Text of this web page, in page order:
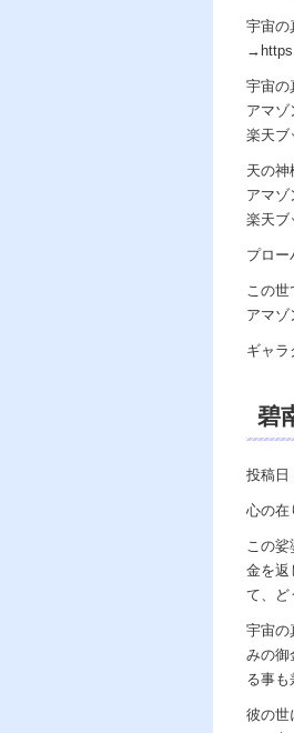
宇宙の
宇宙の
アマゾ
楽天ブ
天の神
アマ
楽天
プロー
この世
アマゾ
ギャラ
碧
ュ
ｓ
投稿日
心の在
この娑
金を返
て、ど
宇宙の
みの御
る事も
彼の世